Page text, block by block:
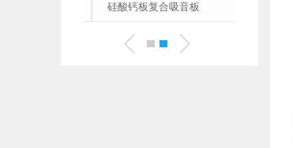
硅酸钙板复合吸音板
15mm